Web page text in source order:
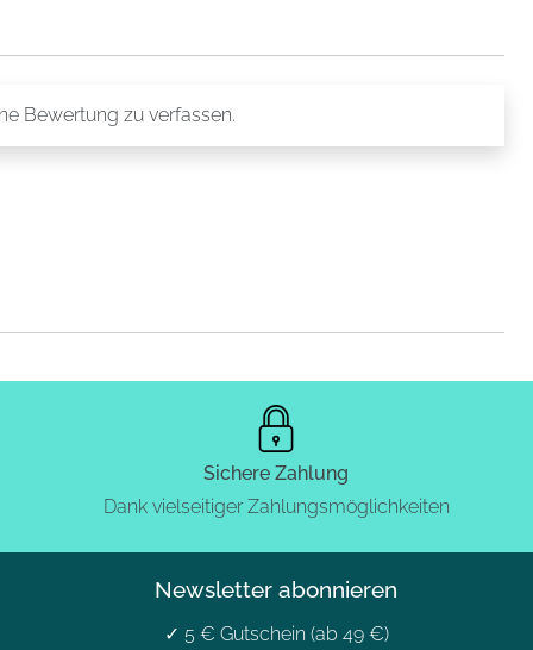
Bewertung zu verfassen.
Sichere Zahlung
Dank vielseitiger Zahlungsmöglichkeiten
Newsletter abonnieren
✓ 5 € Gutschein (ab 49 €)